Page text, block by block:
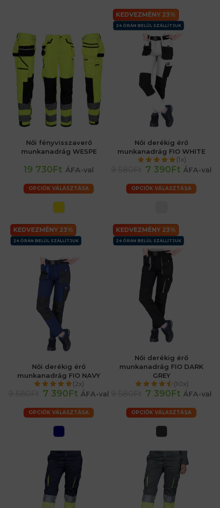
Női fényvisszaverő
munkanadrág WESPE
19 730Ft ÁFA-val
OPCIÓK VÁLASZTÁSA
KEDVEZMÉNY 23%
24 ÓRÁN BELÜL SZÁLLÍTJUK
Női derékig érő
munkanadrág FIO WHITE
(1x)
7 390Ft ÁFA-val
OPCIÓK VÁLASZTÁSA
KEDVEZMÉNY 23%
24 ÓRÁN BELÜL SZÁLLÍTJUK
Női derékig érő
munkanadrág FIO NAVY
(2x)
7 390Ft ÁFA-val
OPCIÓK VÁLASZTÁSA
KEDVEZMÉNY 23%
24 ÓRÁN BELÜL SZÁLLÍTJUK
Női derékig érő
munkanadrág FIO DARK
GREY
(10x)
7 390Ft ÁFA-val
OPCIÓK VÁLASZTÁSA